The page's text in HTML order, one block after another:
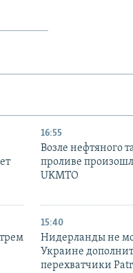
16:55
Возле нефтяного
проливе
UKMTO
15:40
Нидерланды не
Украине
перехватчики